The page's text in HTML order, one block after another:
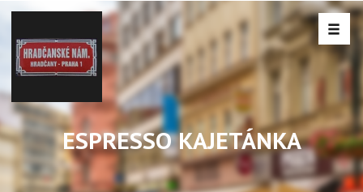
ESPRESSO KAJETÁNKA